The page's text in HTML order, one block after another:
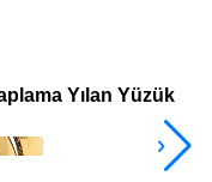
Yılan Yüzük